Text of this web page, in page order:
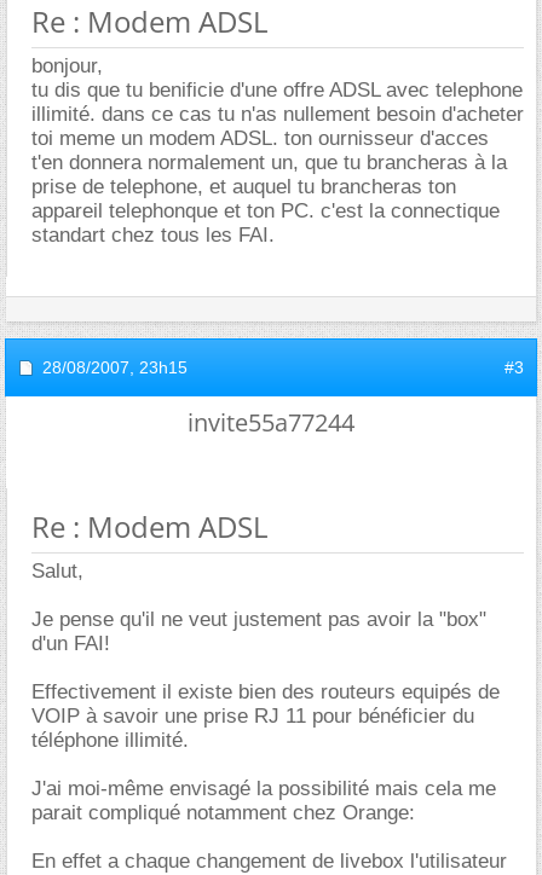
Re : Modem ADSL
bonjour,
tu dis que tu benificie d'une offre ADSL avec telephone
illimité. dans ce cas tu n'as nullement besoin d'acheter
toi meme un modem ADSL. ton ournisseur d'acces
t'en donnera normalement un, que tu brancheras à la
prise de telephone, et auquel tu brancheras ton
appareil telephonque et ton PC. c'est la connectique
standart chez tous les FAI.
28/08/2007, 23h15 #3
invite55a77244
Re : Modem ADSL
Salut,
Je pense qu'il ne veut justement pas avoir la "box"
d'un FAI!
Effectivement il existe bien des routeurs equipés de
VOIP à savoir une prise RJ 11 pour bénéficier du
téléphone illimité.
J'ai moi-même envisagé la possibilité mais cela me
parait compliqué notamment chez Orange:
En effet a chaque changement de livebox l'utilisateur